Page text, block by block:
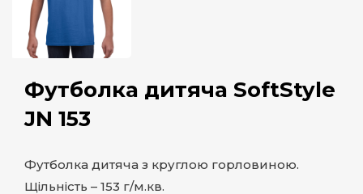
Футболка дитяча SoftStyle
JN 153
Футболка дитяча з круглою горловиною.
Щільність – 153 г/м.кв.